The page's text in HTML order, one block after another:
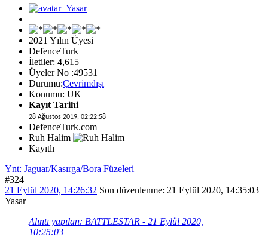
2021 Yılın Üyesi
DefenceTurk
İletiler: 4,615
Üyeler No :49531
Durumu:Çevrimdışı
Konumu: UK
Kayıt Tarihi
28 Ağustos 2019, 02:22:58
DefenceTurk.com
Ruh Halim
Kayıtlı
Ynt: Jaguar/Kasırga/Bora Füzeleri
#324
21 Eylül 2020, 14:26:32 Son düzenlenme: 21 Eylül 2020, 14:35:03
Yasar
Alıntı yapılan: BATTLESTAR - 21 Eylül 2020,
10:25:03